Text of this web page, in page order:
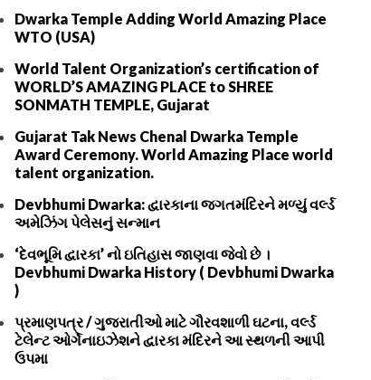
Dwarka Temple Adding World Amazing Place
WTO (USA)
World Talent Organization’s certification of
WORLD’S AMAZING PLACE to SHREE
SONMATH TEMPLE, Gujarat
Gujarat Tak News Chenal Dwarka Temple
Award Ceremony. World Amazing Place world
talent organization.
Devbhumi Dwarka: દ્વારકાના જગતમંદિરને મળ્યું વર્લ્ડ
અમેઝિંગ પેલેસનું સન્માન
‘દેવભૂમિ દ્વારકા’ નો ઇતિહાસ જાણવા જેવો છે ।
Devbhumi Dwarka History ( Devbhumi Dwarka
)
પ્રમાણપત્ર / ગુજરાતીઓ માટે ગૌરવશાળી ઘટના, વર્લ્ડ
ટેલેન્ટ ઓર્ગેનાઇઝેશને દ્વારકા મંદિરને આ સ્થળની આપી
ઉપમા